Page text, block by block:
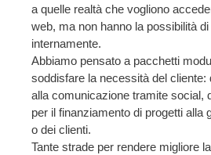
a quelle realtà che vogliono
web, ma non hanno la possibilità
internamente.
Abbiamo pensato a pacchetti
soddisfare la necessità del cliente:
alla comunicazione tramite social,
per il finanziamento di progetti alla
o dei clienti.
Tante strade per rendere migliore